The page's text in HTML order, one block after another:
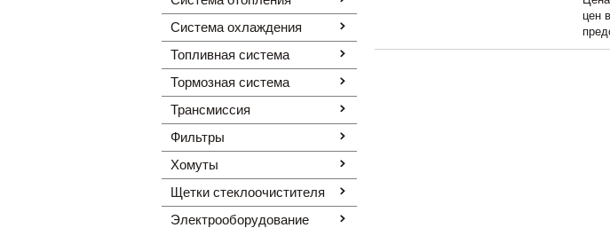
Система охлаждения
Топливная система
Тормозная система
Трансмиссия
Фильтры
Хомуты
Щетки стеклоочистителя
Электрооборудование
цен